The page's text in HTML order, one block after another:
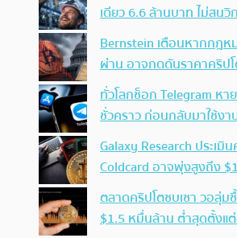
เดียว 6.6 ล้านบาท ไม่สน
Bernstein เตือนหากกฎห
ผ่าน อาจกดดันราคาคริป
ทั่วโลกช็อก Telegram หา
ชั่วคราว ก่อนกลับมาใช้ง
Galaxy Research ประเมิ
Coldcard อาจพุ่งสูงถึง
ตลาดคริปโตซบเซา วอลุ่ม
$1.5 หมื่นล้าน ต่ำสุดตั้งแ